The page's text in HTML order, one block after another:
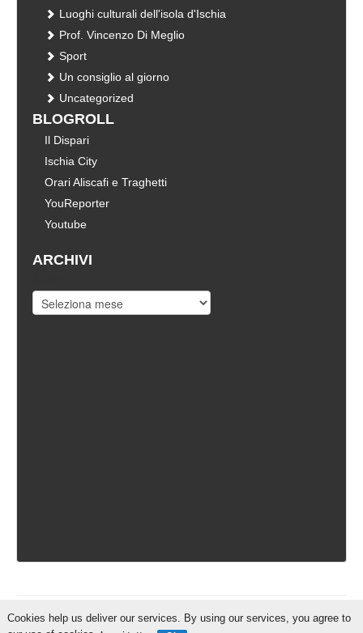
Luoghi culturali dell'isola d'Ischia
Prof. Vincenzo Di Meglio
Sport
Un consiglio al giorno
Uncategorized
BLOGROLL
Il Dispari
Ischia City
Orari Aliscafi e Traghetti
YouReporter
Youtube
ARCHIVI
IschiaReporter.it - Curato daPietro Coppa
Cookies help us deliver our services. By using our services, you agree to